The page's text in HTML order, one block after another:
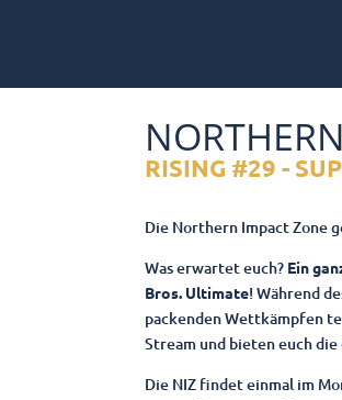
RISING #29 -
Die Northern Impact Zone
Was erwartet euch? Ein
Bros. Ultimate! Während
packenden Wettkämpfen
Stream und bieten euch
Die NIZ findet einmal im